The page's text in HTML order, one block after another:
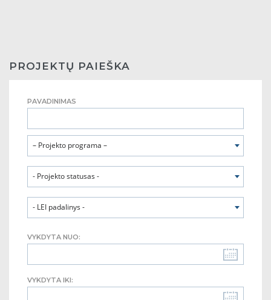
PROJEKTŲ PAIEŠKA
PAVADINIMAS
– Projekto programa –
- Projekto statusas -
- LEI padalinys -
VYKDYTA NUO:
VYKDYTA IKI: